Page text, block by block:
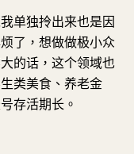
单独拎出来也是因
了，想做做极小众
的话，这个领域也
类美食、养老金
存活期长。